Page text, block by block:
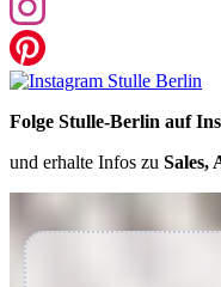
Folge Stulle-Berlin auf
und erhalte Infos zu Sales,